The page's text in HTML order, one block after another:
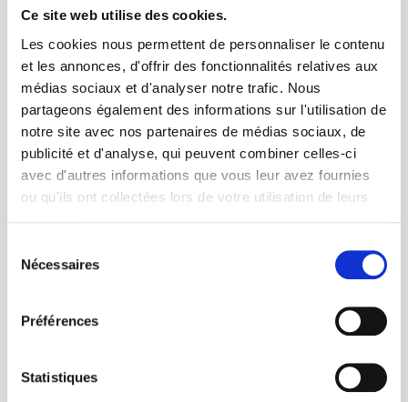
Ce site web utilise des cookies.
Les cookies nous permettent de personnaliser le contenu
et les annonces, d'offrir des fonctionnalités relatives aux
médias sociaux et d'analyser notre trafic. Nous
partageons également des informations sur l'utilisation de
notre site avec nos partenaires de médias sociaux, de
publicité et d'analyse, qui peuvent combiner celles-ci
avec d'autres informations que vous leur avez fournies
ou qu'ils ont collectées lors de votre utilisation de leurs
Nécessaires
Préférences
Statistiques
NOS VALEURS
STI biotechnologie est
une entreprise engagée
l’environnement